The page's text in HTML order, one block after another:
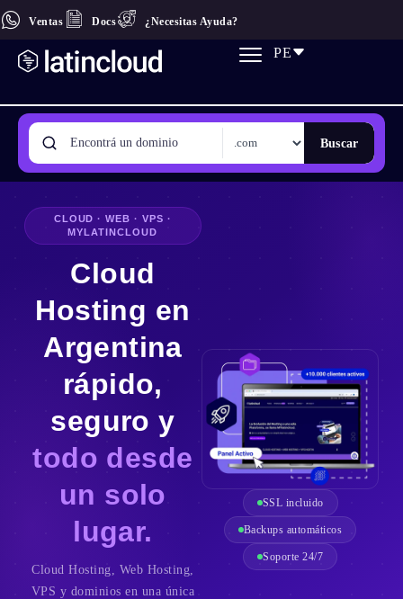
Ventas Docs ¿Necesitas Ayuda?
PE
Buscar
CLOUD · WEB · VPS ·
MYLATINCLOUD
Cloud
Hosting en
Argentina
rápido,
seguro y
todo desde
un solo
lugar.
Cloud Hosting, Web Hosting,
VPS y dominios en una única
SSL incluido
Backups automáticos
Soporte 24/7